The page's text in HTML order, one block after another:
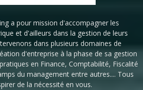
a pour mission d'accompagner les
et d'ailleurs dans la gestion de leurs
dans plusieurs domaines de
d'entreprise à la phase de sa gestion
en Finance, Comptabilité, Fiscalité
du management entre autres.... Tous
de la nécessité en vous.